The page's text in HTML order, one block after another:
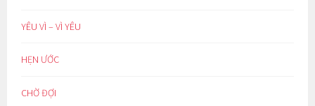
YÊU VÌ – VÌ YÊU
HẸN ƯỚC
CHỜ ĐỢI